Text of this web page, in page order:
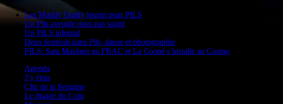
Les Muddy Gurdy jouent pour PILS
Un Pils aveugle mais pas sourd
Un PILS infernal
Deux festivals dans Pils, danse et photographie
PILS: Sara Masüger au FRAC et La Coopé s’installe au Cosmo
Agenda
J’y étais
Clip de la Semaine
Le disque du Coin